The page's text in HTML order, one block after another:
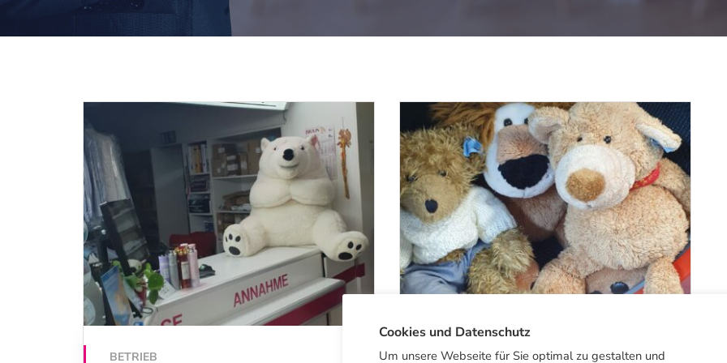
BETRIEB BETRIEB
Cookies und Datenschutz
Um unsere Webseite für Sie optimal zu gestalten und